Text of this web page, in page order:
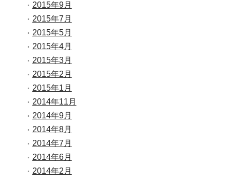
2015年9月
2015年7月
2015年5月
2015年4月
2015年3月
2015年2月
2015年1月
2014年11月
2014年9月
2014年8月
2014年7月
2014年6月
2014年2月